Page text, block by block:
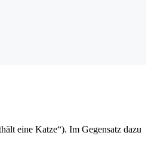
eine Katze“). Im Gegensatz dazu